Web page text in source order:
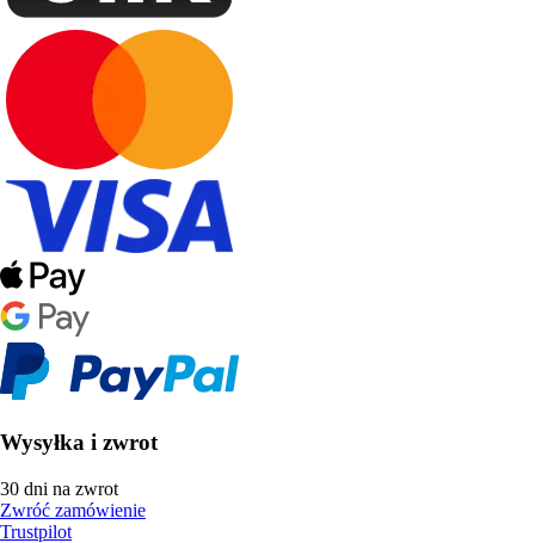
Wysyłka i zwrot
30 dni na zwrot
Zwróć zamówienie
Trustpilot